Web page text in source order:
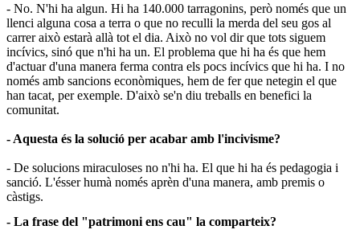
- No. N'hi ha algun. Hi ha 140.000 tarragonins, però només que un
llenci alguna cosa a terra o que no reculli la merda del seu gos al
carrer això estarà allà tot el dia. Això no vol dir que tots siguem
incívics, sinó que n'hi ha un. El problema que hi ha és que hem
d'actuar d'una manera ferma contra els pocs incívics que hi ha. I no
només amb sancions econòmiques, hem de fer que netegin el que
han tacat, per exemple. D'això se'n diu treballs en benefici la
comunitat.
- Aquesta és la solució per acabar amb l'incivisme?
- De solucions miraculoses no n'hi ha. El que hi ha és pedagogia i
sanció. L'ésser humà només aprèn d'una manera, amb premis o
càstigs.
- La frase del "patrimoni ens cau" la comparteix?